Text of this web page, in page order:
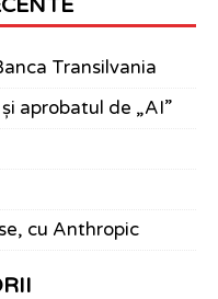
Transilvania
aprobatul de „AI”
cu Anthropic